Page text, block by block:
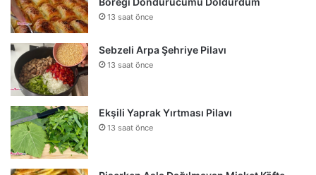
13 saat önce
Sebzeli Arpa Şehriye Pilavı
13 saat önce
Ekşili Yaprak Yırtması Pilavı
13 saat önce